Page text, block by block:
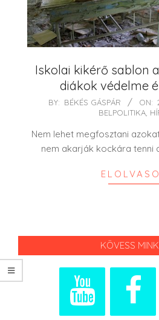
Iskolai kikérő sablon
diákok védelme
15
BY: BÉKÉS GÁSPÁR ON:
BELPOLITIKA,
Nem lehet megfosztani
nem akarják kockára tenni
KÖVESS